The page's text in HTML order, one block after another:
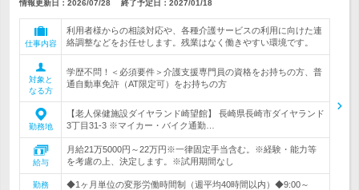
情報更新日：2026/07/28 終了予定日： 2027/01/18
仕事内容
利用者様からの相談対応や、各種介護サービスの利用に向けた連
絡調整などをお任せします。残業はなく働きやすい環境です。
対象と
なる方
学歴不問！＜必須要件＞介護支援専門員の資格をお持ちの方、普
通自動車免許（AT限定可）をお持ちの方
勤務地
【老人保健施設ダイヤランド崎望館】 長崎県長崎市ダイヤランド
3丁目31-3 ※マイカー・バイク通勤…
給与
月給21万5000円～22万円※一律固定手当含む。※経験・能力等
を考慮の上、決定します。※試用期間なし
勤務
◆1ヶ月単位の変形労働時間制（週平均40時間以内）◆9:00～